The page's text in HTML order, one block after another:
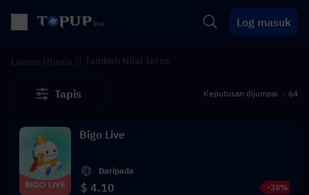
Log masuk
Tapis Keputusan dijumpai ：64
Bigo Live
Daripada
$ 4.10 -38%